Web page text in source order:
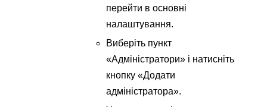
перейти в основні
налаштування.
Виберіть пункт
«Адміністратори» і натисніть
кнопку «Додати
адміністратора».